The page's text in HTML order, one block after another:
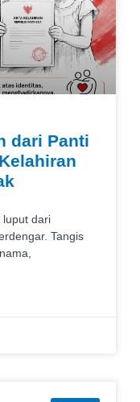
dari Panti
luput dari
Tangis